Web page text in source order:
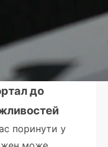
до
поринути у